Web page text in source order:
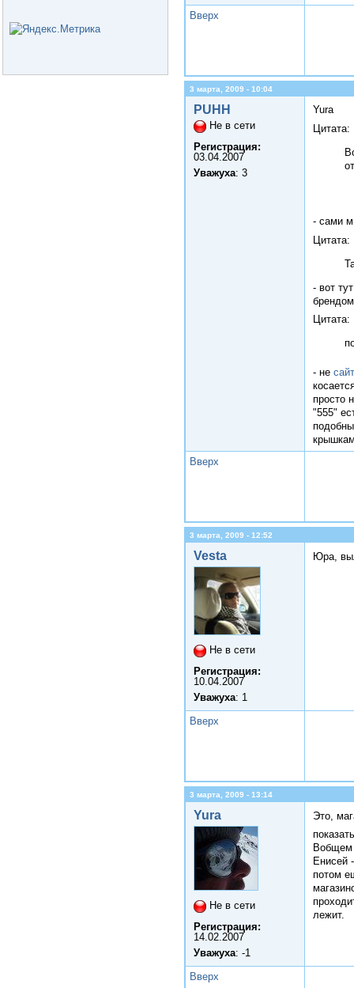
Вверх
3 марта, 2009 - 10:04
PUHH
Не в сети
Регистрация:
03.04.2007
Уважуха: 3
Yura
Цитата:
- сами
Цитата:
- вот
Цитата:
- не
просто
"555"
Вверх
3 марта, 2009 - 12:52
Vesta
Не в сети
Регистрация:
10.04.2007
Уважуха: 1
Юра,
Вверх
3 марта, 2009 - 13:14
Yura
Не в сети
Регистрация:
14.02.2007
Уважуха: -1
Это,
Вобщем
Енисей
потом
лежит.
Вверх